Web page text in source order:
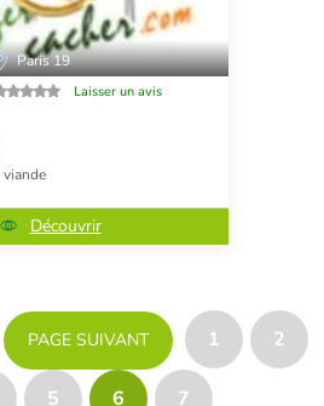
Paris 19
Laisser un avis
viande
Découvrir
PAGE SUIVANT 1 2
5 6 7